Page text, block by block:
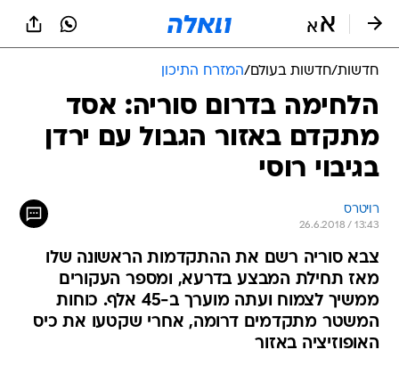
חדשות/חדשות בעולם/המזרח התיכון
הלחימה בדרום סוריה: אסד
מתקדם באזור הגבול עם ירדן
בגיבוי רוסי
רויטרס
26.6.2018 / 13:43
צבא סוריה רשם את ההתקדמות הראשונה שלו
מאז תחילת המבצע בדרעא, ומספר העקורים
ממשיך לצמוח ועתה מוערך ב-45 אלף. כוחות
המשטר מתקדמים דרומה, אחרי שקטעו את כיס
האופוזיציה באזור